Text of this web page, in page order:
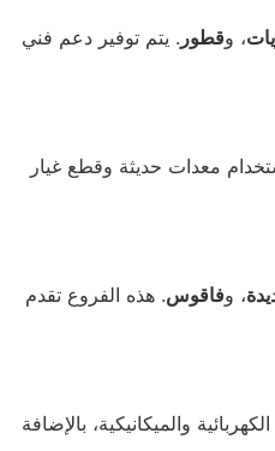
، وقطور . يتم توفير دعم فني
معدات حديثة وقطع غيار
، وفاقوس. هذه الفروع تقدم
والميكانيكية، بالإضافة